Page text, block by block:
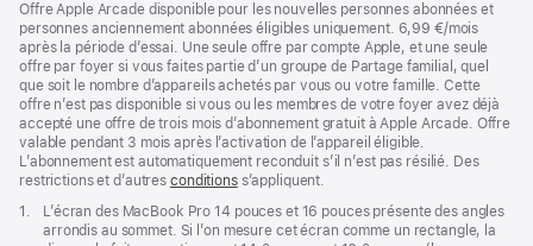
Offre Apple Arcade disponible pour les nouvelles personnes abonnées et
personnes anciennement abonnées éligibles uniquement. 6,99 €/mois
après la période d’essai. Une seule offre par compte Apple, et une seule
offre par foyer si vous faites partie d’un groupe de Partage familial, quel
que soit le nombre d’appareils achetés par vous ou votre famille. Cette
offre n’est pas disponible si vous ou les membres de votre foyer avez déjà
accepté une offre de trois mois d’abonnement gratuit à Apple Arcade. Offre
valable pendant 3 mois après l’activation de l’appareil éligible.
L’abonnement est automatiquement reconduit s’il n’est pas résilié. Des
restrictions et d’autres conditionss’appliquent.
Note
1.
L’écran des MacBook Pro 14 pouces et 16 pouces présente des angles
arrondis au sommet. Si l’on mesure cet écran comme un rectangle, la